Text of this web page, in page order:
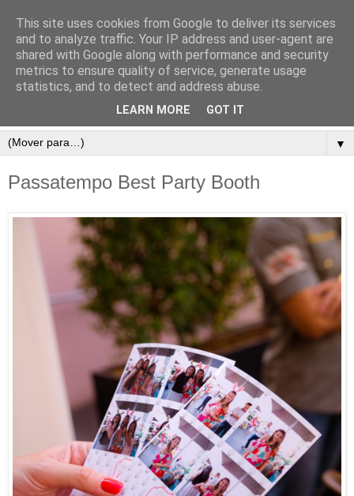
▼
Passatempo Best Party Booth
This site uses cookies from Google to deliver its services
and to analyze traffic. Your IP address and user-agent are
shared with Google along with performance and security
metrics to ensure quality of service, generate usage
statistics, and to detect and address abuse.
LEARN MORE GOT IT